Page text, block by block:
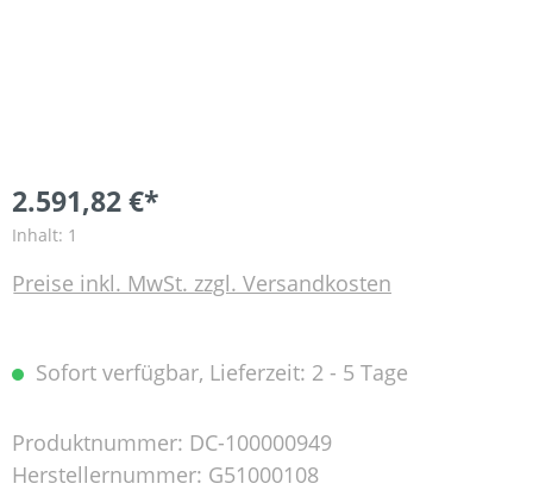
2.591,82 €*
Inhalt: 1
Preise inkl. MwSt. zzgl. Versandkosten
Sofort verfügbar, Lieferzeit: 2 - 5 Tage
Produktnummer: DC-100000949
Herstellernummer: G51000108